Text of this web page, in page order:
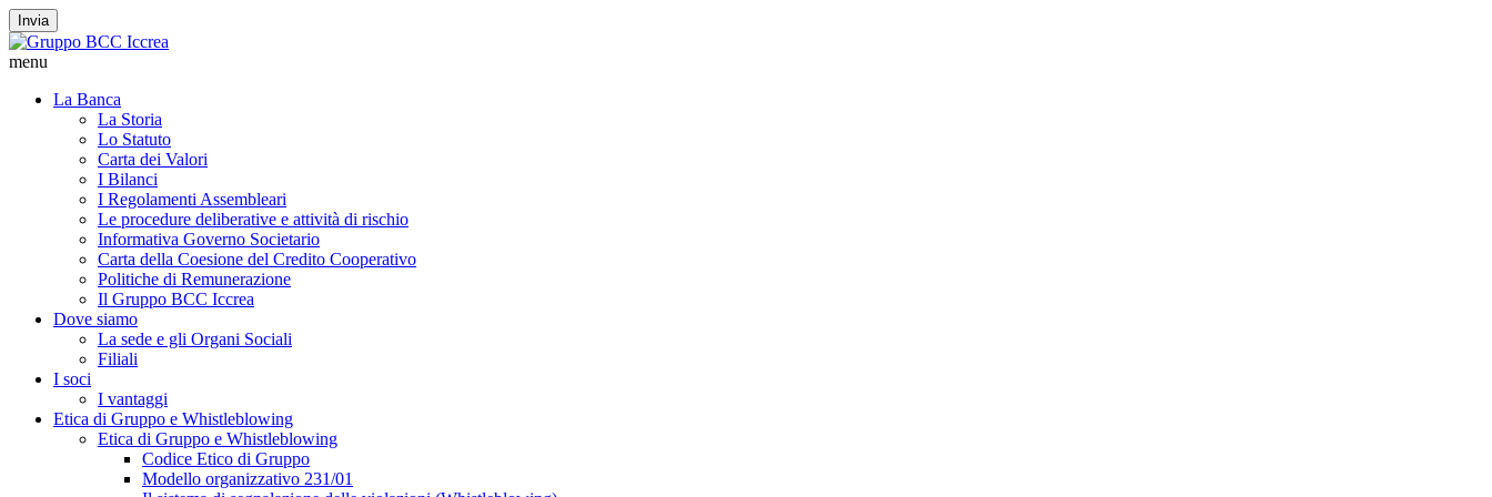
Invia
menu
La Banca
La Storia
Lo Statuto
Carta dei Valori
I Bilanci
I Regolamenti Assembleari
Le procedure deliberative e attività di rischio
Informativa Governo Societario
Carta della Coesione del Credito Cooperativo
Politiche di Remunerazione
Il Gruppo BCC Iccrea
Dove siamo
La sede e gli Organi Sociali
Filiali
I soci
I vantaggi
Etica di Gruppo e Whistleblowing
Etica di Gruppo e Whistleblowing
Codice Etico di Gruppo
Modello organizzativo 231/01